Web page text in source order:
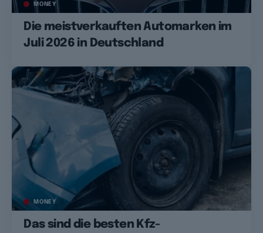
MONEY
Die meistverkauften Automarken im
Juli 2026 in Deutschland
MONEY
Das sind die besten Kfz-